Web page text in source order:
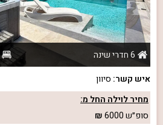
6 חדרי שינה
איש קשר: סיוון
מחיר לוילה החל מ:
סופ״ש6000